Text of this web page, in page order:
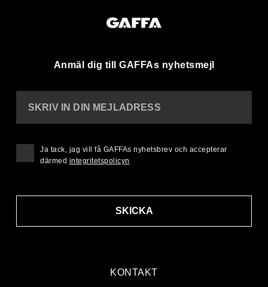
Anmäl dig till GAFFAs nyhetsmejl
KONTAKT
SKRIV IN DIN MEJLADRESS
SKICKA
Ja tack, jag vill få GAFFAs nyhetsbrev och accepterar
därmed integritetspolicyn